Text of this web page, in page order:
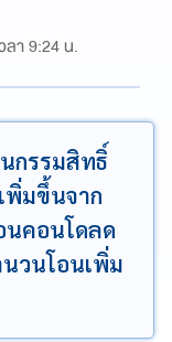
ลา 9:24 น.
กรรมสิทธิ์
พิ่มขึ้นจาก
นคอนโดลด
วนโอนเพิ่ม